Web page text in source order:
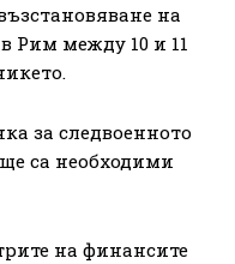
на
Рим между 10 и 11
за следвоенното
са необходими
на финансите